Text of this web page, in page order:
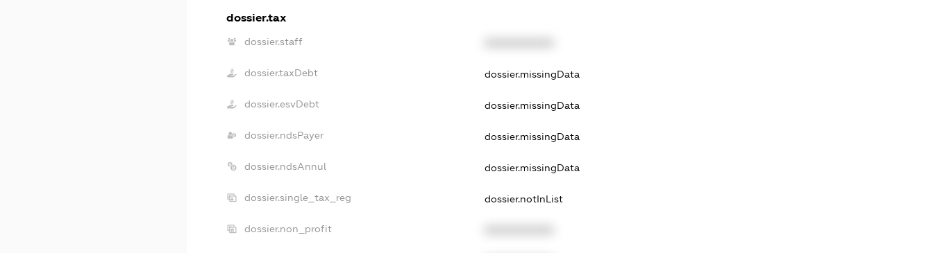
dossier.tax
dossier.staff
dossier.taxDebt dossier.missingData
dossier.esvDebt dossier.missingData
dossier.ndsPayer dossier.missingData
dossier.ndsAnnul dossier.missingData
dossier.single_tax_reg dossier.notInList
dossier.non_profit